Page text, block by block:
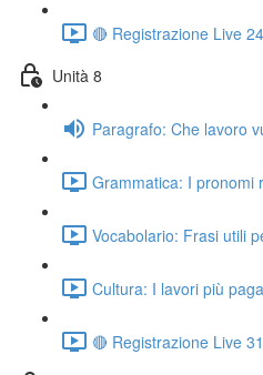
🔴 Registrazione Live
Unità 8
Paragrafo: Che lavoro
Grammatica: I pronomi
Vocabolario: Frasi utili
Cultura: I lavori più
🔴 Registrazione Live